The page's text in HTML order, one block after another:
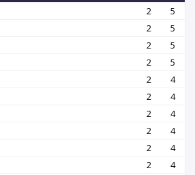
2
5
2
5
2
5
2
5
2
4
2
4
2
4
2
4
2
4
2
4